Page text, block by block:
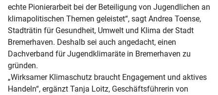
echte Pionierarbeit bei der Beteiligung von Jugendlichen an
klimapolitischen Themen geleistet“, sagt Andrea Toense,
Stadträtin für Gesundheit, Umwelt und Klima der Stadt
Bremerhaven. Deshalb sei auch angedacht, einen
Dachverband für Jugendklimaräte in Bremerhaven zu
gründen.
„Wirksamer Klimaschutz braucht Engagement und aktives
Handeln“, ergänzt Tanja Loitz, Geschäftsführerin von